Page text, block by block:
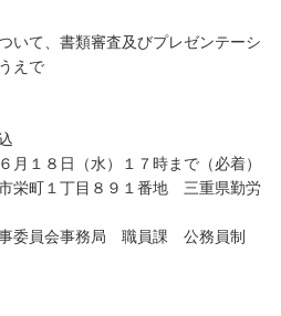
て、書類審査及びプレゼンテーシ
えで
１８日（水）１７時まで（必着）
町１丁目８９１番地 三重県勤労
務局 職員課 公務員制